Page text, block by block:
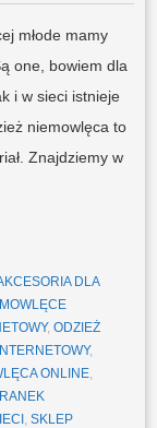
młode mamy
one, bowiem dla
i w sieci istnieje
niemowlęca to
Znajdziemy w
DLA
, ODZIEŻ
,
ONLINE
SKLEP